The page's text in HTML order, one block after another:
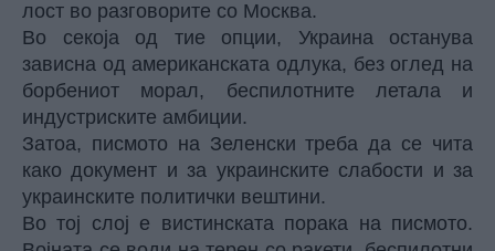
лост во разговорите со Москва.
Во секоја од тие опции, Украина останува
зависна од американската одлука, без оглед на
борбениот морал, беспилотните летала и
индустриските амбиции.
Затоа, писмото на Зеленски треба да се чита
како документ и за украинските слабости и за
украинските политички вештини.
Во тој слој е вистинската порака на писмото.